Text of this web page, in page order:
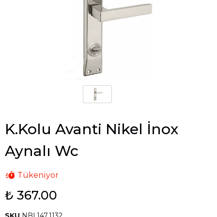
K.Kolu Avanti Nikel İnox
Aynalı Wc
Tükeniyor
₺ 367.00